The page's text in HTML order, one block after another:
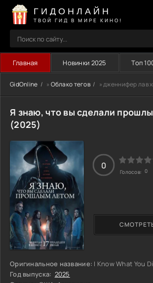
ГИДОНЛАЙН
ТВОЙ ГИД В МИРЕ КИНО!
Главная Новинки 2025 Топ
GidOnline » Облако тегов » дженнифер лав
Я знаю, что вы сделали
(2025)
Оригинальное название: I Know What You
Год выпуска: 2025
0
Голосов: 0